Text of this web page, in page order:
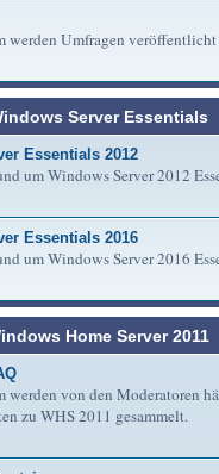
werden Umfragen veröffentlicht
Server Essentials
Essentials 2012
um Windows Server 2012
Essentials 2016
um Windows Server 2016
Home Server 2011
werden von den Moderatoren
zu WHS 2011 gesammelt.